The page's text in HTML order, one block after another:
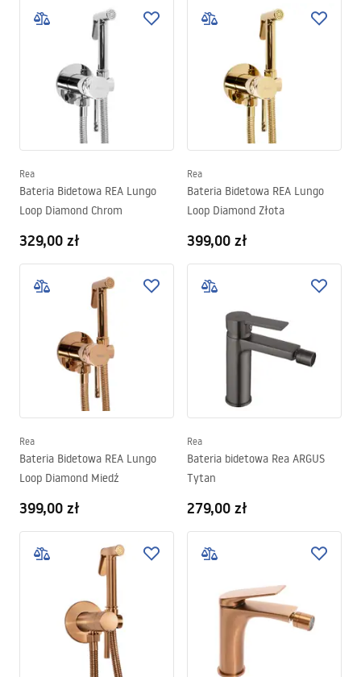
Rea
Bateria Bidetowa REA Lungo
Loop Diamond Chrom
329,00 zł
Rea
Bateria Bidetowa REA Lungo
Loop Diamond Złota
399,00 zł
Rea
Bateria Bidetowa REA Lungo
Loop Diamond Miedź
399,00 zł
Rea
Bateria bidetowa Rea ARGUS
Tytan
279,00 zł